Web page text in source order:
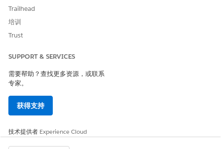
高风险
声明设置为允许意外外部服务提供商接受令牌的全局值时。
低风险
如果组织强制实施最少两分钟的到期窗口，并使用唯一的受众标识
符来确保令牌以加密方式绑定到单个经过验证的客户端。
业务和集成注意事项
输来确保遵守数据隐私条例，尽管这需要消耗应用程序支持频繁的
Trailhead
培训
Trust
SUPPORT & SERVICES
需要帮助？查找更多资源，或联系
专家。
获得支持
技术提供者 Experience Cloud